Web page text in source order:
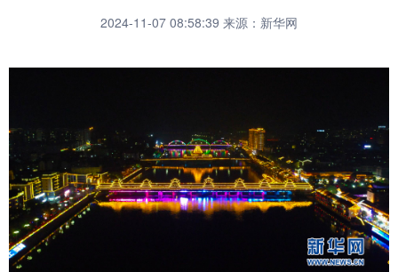
2024-11-07 08:58:39 来源：新华网